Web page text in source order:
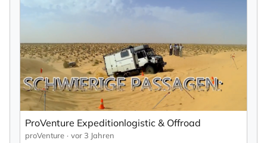
ProVenture Expeditionlogistic & Offroad
proVenture vor 3 Jahren